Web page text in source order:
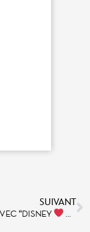
SUIVANT
“DISNEY